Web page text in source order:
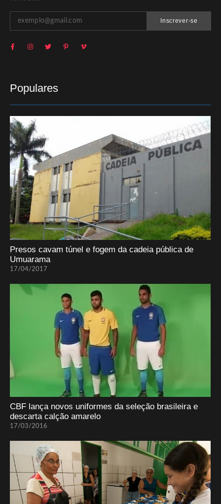
Inscrever-se
Populares
Presos cavam túnel e fogem da cadeia pública de
Umuarama
17/04/2017
CBF lança novos uniformes da seleção brasileira e
descarta calção amarelo
17/03/2016